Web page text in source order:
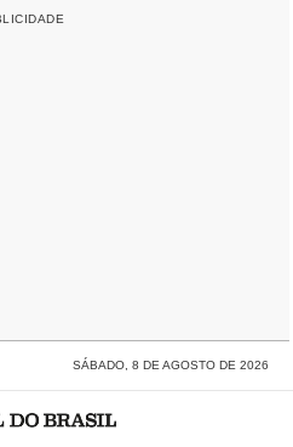
SÁBADO, 8 DE AGOSTO DE 2026